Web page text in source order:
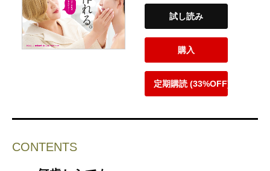
試し読み
購入
定期購読 (33%OFF)
CONTENTS